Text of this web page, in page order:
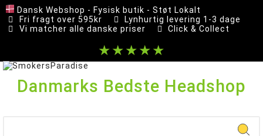
Dansk Webshop - Fysisk butik - Støt Lokalt
Fri fragt over 595kr
Lynhurtig levering 1-3 dage
Vi matcher alle danske priser
Click & Collect
★★★★★
Danmarks Bedste Headshop